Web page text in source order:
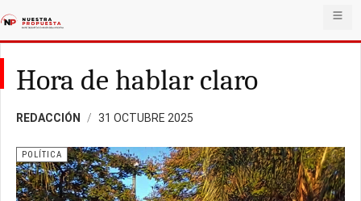
Hora de hablar claro
REDACCIÓN 31 OCTUBRE 2025
POLÍTICA